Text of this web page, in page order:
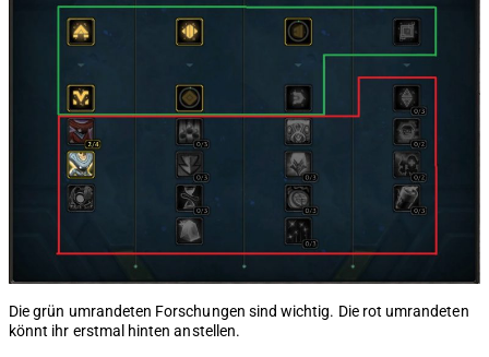
Die grün umrandeten Forschungen sind wichtig. Die rot umrandeten
könnt ihr erstmal hinten anstellen.